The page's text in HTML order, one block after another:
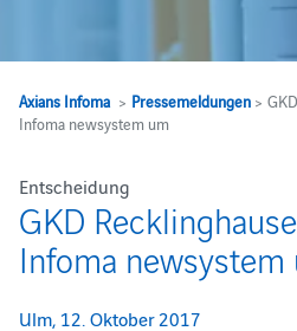
Axians Infoma> Pressemeldungen>
Infoma newsystem um
Entscheidung
GKD
Infoma newsystem
Ulm, 12. Oktober 2017